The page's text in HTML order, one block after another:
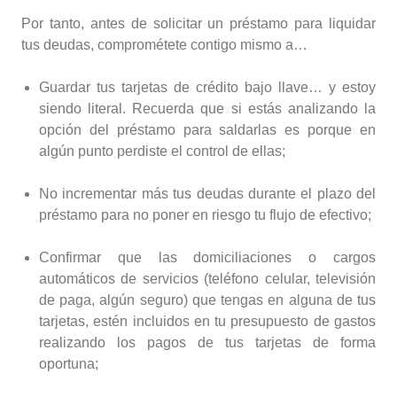
Por tanto, antes de solicitar un préstamo para liquidar
tus deudas, comprométete contigo mismo a…
Guardar tus tarjetas de crédito bajo llave… y estoy
siendo literal. Recuerda que si estás analizando la
opción del préstamo para saldarlas es porque en
algún punto perdiste el control de ellas;
No incrementar más tus deudas durante el plazo del
préstamo para no poner en riesgo tu flujo de efectivo;
Confirmar que las domiciliaciones o cargos
automáticos de servicios (teléfono celular, televisión
de paga, algún seguro) que tengas en alguna de tus
tarjetas, estén incluidos en tu presupuesto de gastos
realizando los pagos de tus tarjetas de forma
oportuna;